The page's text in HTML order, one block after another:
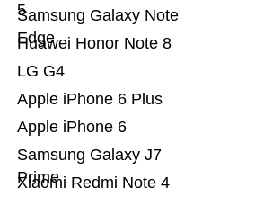
Xiaomi Redmi Note 4
Samsung Galaxy J7
Prime
Apple iPhone 6
Apple iPhone 6 Plus
LG G4
Huawei Honor Note 8
Samsung Galaxy Note
Edge
5